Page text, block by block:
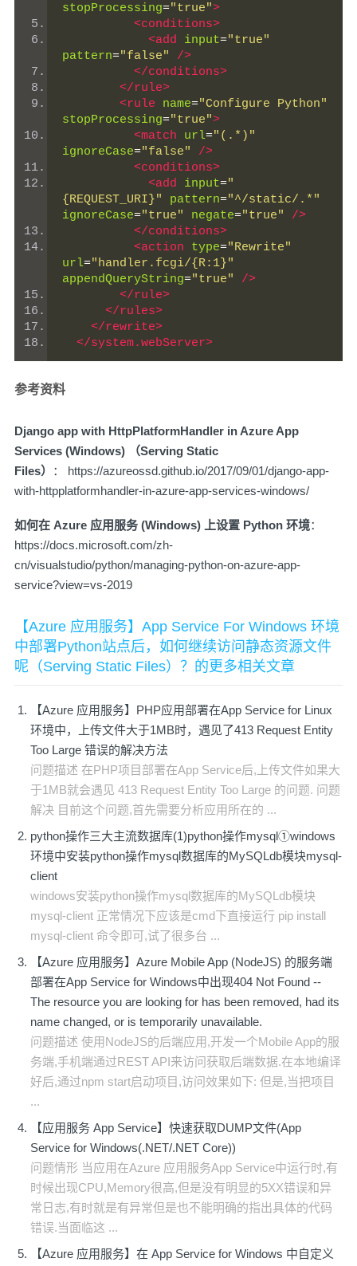
stopProcessing="true">
<conditions>
<add
input="true"
pattern="false"
/>
</conditions>
</rule>
<rule
name="Configure Python"
stopProcessing="true">
<match
url="(.*)"
ignoreCase="false"
/>
<conditions>
<add
input="
{REQUEST_URI}"
pattern="^/static/.*"
ignoreCase="true" negate="true"
/>
</conditions>
<action
type="Rewrite"
url="handler.fcgi/{R:1}"
appendQueryString="true"
/>
</rule>
</rules>
</rewrite>
</system.webServer>
参考资料
Django app with HttpPlatformHandler in Azure App
Services (Windows) （Serving Static
Files）
： https://azureossd.github.io/2017/09/01/django-app-
with-httpplatformhandler-in-azure-app-services-windows/
如何在 Azure 应用服务 (Windows) 上设置 Python 环境：
https://docs.microsoft.com/zh-
cn/visualstudio/python/managing-python-on-azure-app-
service?view=vs-2019
【Azure 应用服务】App Service For Windows 环境
中部署Python站点后，如何继续访问静态资源文件
呢（Serving Static Files）？的更多相关文章
【Azure 应用服务】PHP应用部署在App Service for Linux
环境中，上传文件大于1MB时，遇见了413 Request Entity
Too Large 错误的解决方法
问题描述 在PHP项目部署在App Service后,上传文件如果大
于1MB就会遇见 413 Request Entity Too Large 的问题. 问题
解决 目前这个问题,首先需要分析应用所在的 ...
python操作三大主流数据库(1)python操作mysql①windows
环境中安装python操作mysql数据库的MySQLdb模块mysql-
client
windows安装python操作mysql数据库的MySQLdb模块
mysql-client 正常情况下应该是cmd下直接运行 pip install
mysql-client 命令即可,试了很多台 ...
【Azure 应用服务】Azure Mobile App (NodeJS) 的服务端
部署在App Service for Windows中出现404 Not Found --
The resource you are looking for has been removed, had its
name changed, or is temporarily unavailable.
问题描述 使用NodeJS的后端应用,开发一个Mobile App的服
务端,手机端通过REST API来访问获取后端数据.在本地编译
好后,通过npm start启动项目,访问效果如下: 但是,当把项目
...
【应用服务 App Service】快速获取DUMP文件(App
Service for Windows(.NET/.NET Core))
问题情形 当应用在Azure 应用服务App Service中运行时,有
时候出现CPU,Memory很高,但是没有明显的5XX错误和异
常日志,有时就是有异常但是也不能明确的指出具体的代码
错误.当面临这 ...
【Azure 应用服务】在 App Service for Windows 中自定义